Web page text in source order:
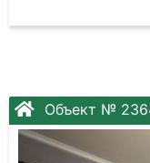
Объект №